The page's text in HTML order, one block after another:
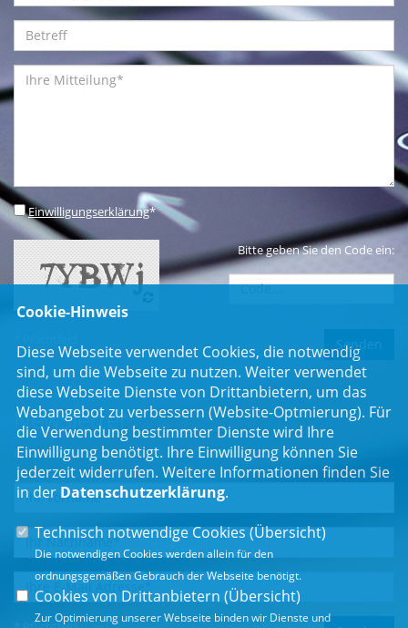
Einwilligungserklärung*
Bitte geben Sie den Code ein:
Newsletter
Erhalten Sie Neuigkeiten aus dem Landtag und der Region.
Cookie-Hinweis
Diese Webseite verwendet Cookies, die notwendig
sind, um die Webseite zu nutzen. Weiter verwendet
diese Webseite Dienste von Drittanbietern, um das
Webangebot zu verbessern (Website-Optmierung). Für
die Verwendung bestimmter Dienste wird Ihre
Einwilligung benötigt. Ihre Einwilligung können Sie
jederzeit widerrufen. Weitere Informationen finden Sie
in der Datenschutzerklärung.
Technisch notwendige Cookies (Übersicht)
Die notwendigen Cookies werden allein für den
ordnungsgemäßen Gebrauch der Webseite benötigt.
Cookies von Drittanbietern (Übersicht)
Zur Optimierung unserer Webseite binden wir Dienste und